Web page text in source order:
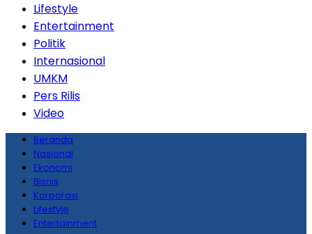
Lifestyle
Entertainment
Politik
Internasional
UMKM
Pers Rilis
Video
Beranda
Nasional
Ekonomi
Bisnis
Korporasi
Lifestyle
Entertainment